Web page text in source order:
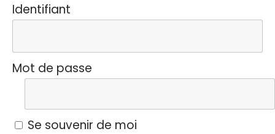
Identifiant
Mot de passe
Se souvenir de moi